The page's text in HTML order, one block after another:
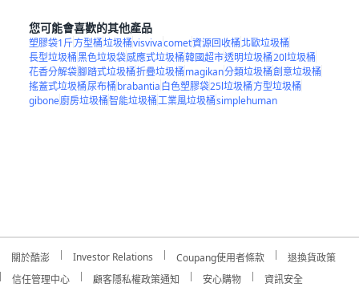
您可能會喜歡的其他產品
塑膠袋1斤方型桶垃圾桶visvivacomet資源回收桶北歐垃圾桶
長型垃圾桶黑色垃圾袋感應式垃圾桶韓國超市透明垃圾桶20l垃圾桶
花香分解袋腳踏式垃圾桶折疊垃圾桶magikan分類垃圾桶創意垃圾桶
搖蓋式垃圾桶尿布桶brabantia白色塑膠袋25l垃圾桶方型垃圾桶
gibone廚房垃圾桶智能垃圾桶工業風垃圾桶simplehuman
關於酷澎 Investor Relations Coupang使用者條款
退換貨政策
信任管理中心
顧客隱私權政策通知 安心購物
資訊安全